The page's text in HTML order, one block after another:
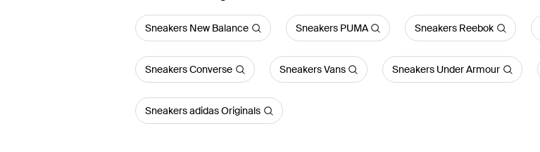
Sneakers New Balance Sneakers PUMA Sneakers Reebok
Sneakers Converse Sneakers Vans Sneakers Under Armour
Sneakers adidas Originals